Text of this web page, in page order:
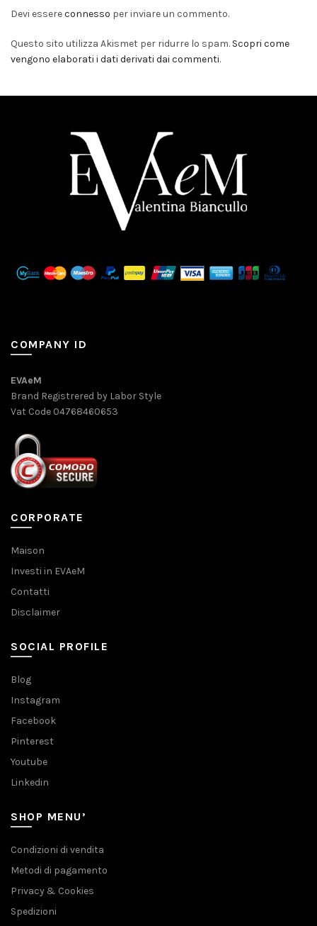
Devi essereconnesso per inviare un commento.
Questo sito utilizza Akismet per ridurre lo spam. Scopri come
vengono elaborati i dati derivati dai commenti.
COMPANY ID
EVAeM
Brand Registrered by Labor Style
Vat Code 04768460653
CORPORATE
Maison
Investi in EVAeM
Contatti
Disclaimer
SOCIAL PROFILE
Blog
Instagram
Facebook
Pinterest
Youtube
Linkedin
SHOP MENU’
Condizioni di vendita
Metodi di pagamento
Privacy & Cookies
Spedizioni